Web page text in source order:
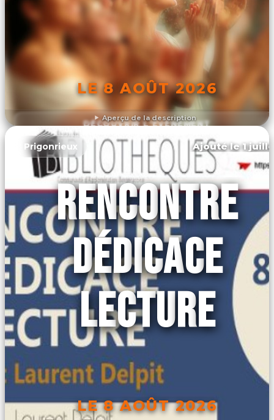
Aperçu de la description
LE 8 AOÛT 2026
DÉCOUVRIR L'ÉVÉNEMENT
Prigonrieux Ajouté le 1
RENCONTRE
DÉDICACE
LECTURE
LE 8 AOÛT 2026